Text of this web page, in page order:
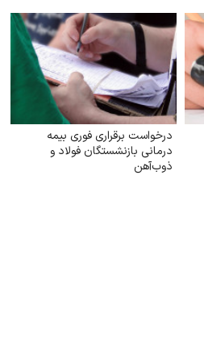
درخواست برقراری فوری بیمه
درمانی بازنشستگان فولاد و
ذوب‌آهن